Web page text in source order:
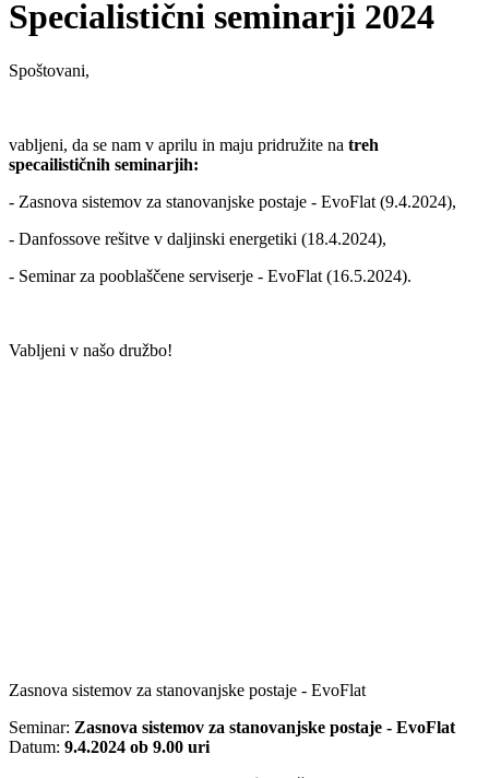
Specialistični seminarji 2024
Spoštovani,
vabljeni, da se nam v aprilu in maju pridružite na treh
specailističnih seminarjih:
- Zasnova sistemov za stanovanjske postaje - EvoFlat (9.4.2024),
- Danfossove rešitve v daljinski energetiki (18.4.2024),
- Seminar za pooblaščene serviserje - EvoFlat (16.5.2024).
Vabljeni v našo družbo!
Zasnova sistemov za stanovanjske postaje - EvoFlat
Seminar: Zasnova sistemov za stanovanjske postaje - EvoFlat
Datum: 9.4.2024 ob 9.00 uri